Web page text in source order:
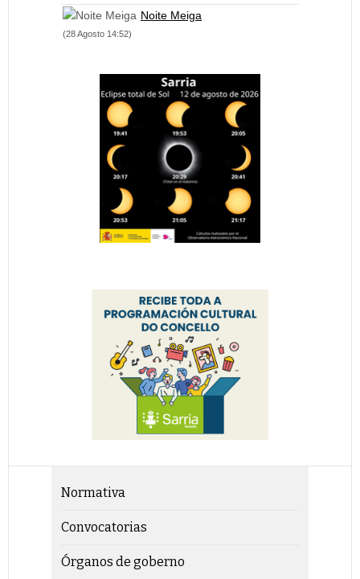
Noite Meiga
(28 Agosto 14:52)
Normativa
Convocatorias
Órganos de goberno